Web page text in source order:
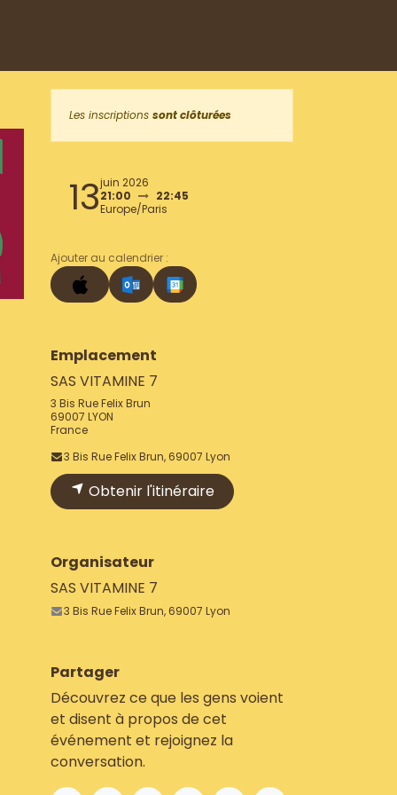
Les inscriptions sont clôturées
13juin 2026
21:00
22:45
Europe/Paris
Ajouter au calendrier :
Emplacement
SAS VITAMINE 7
3 Bis Rue Felix Brun
69007 LYON
France
3 Bis Rue Felix Brun, 69007 Lyon
Obtenir l'itinéraire
Organisateur
SAS VITAMINE 7
3 Bis Rue Felix Brun, 69007 Lyon
Partager
Découvrez ce que les gens voient
et disent à propos de cet
événement et rejoignez la
conversation.